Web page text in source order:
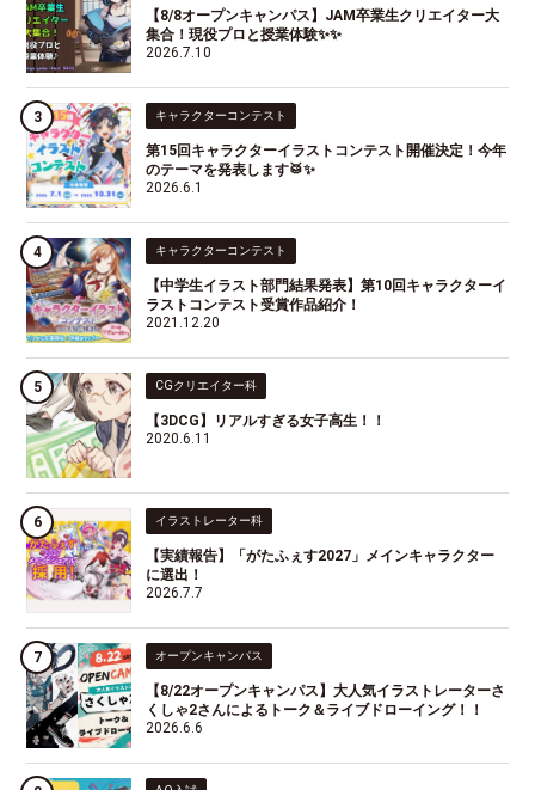
【8/8オープンキャンパス】JAM卒業生クリエイター大
集合！現役プロと授業体験✨✨
2026.7.10
キャラクターコンテスト
第15回キャラクターイラストコンテスト開催決定！今年
のテーマを発表します🥁✨
2026.6.1
キャラクターコンテスト
【中学生イラスト部門結果発表】第10回キャラクターイ
ラストコンテスト受賞作品紹介！
2021.12.20
CGクリエイター科
【3DCG】リアルすぎる女子高生！！
2020.6.11
イラストレーター科
【実績報告】「がたふぇす2027」メインキャラクター
に選出！
2026.7.7
オープンキャンパス
【8/22オープンキャンパス】大人気イラストレーターさ
くしゃ2さんによるトーク＆ライブドローイング！！
2026.6.6